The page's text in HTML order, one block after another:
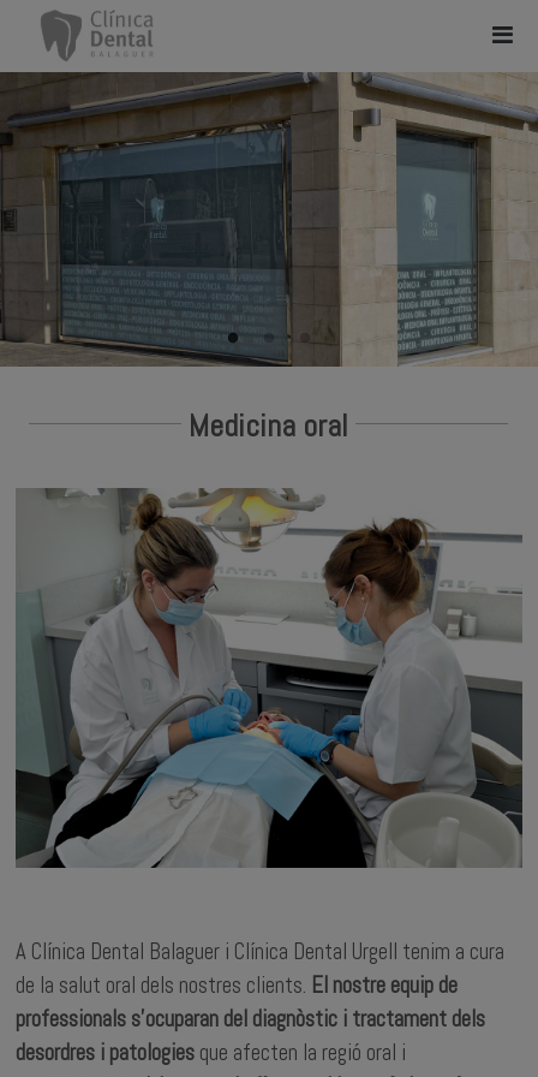
Medicina oral
A Clínica Dental Balaguer i Clínica Dental Urgell tenim a cura
de la salut oral dels nostres clients. El nostre equip de
professionals s’ocuparan del diagnòstic i tractament dels
desordres i patologies que afecten la regió oral i